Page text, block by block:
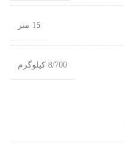
15 متر
8/700 کیلوگرم